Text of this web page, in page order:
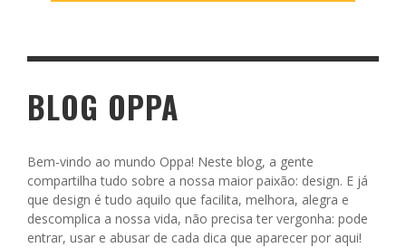
BLOG OPPA
Bem-vindo ao mundo Oppa! Neste blog, a gente
compartilha tudo sobre a nossa maior paixão: design. E já
que design é tudo aquilo que facilita, melhora, alegra e
descomplica a nossa vida, não precisa ter vergonha: pode
entrar, usar e abusar de cada dica que aparecer por aqui!